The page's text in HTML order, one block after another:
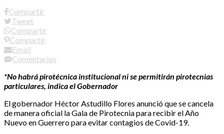
Compartir
Tweet
Compartir
Compartir
Email
Comentarios
*No habrá pirotécnica institucional ni se permitirán pirotecnias
particulares, indica el Gobernador
El gobernador Héctor Astudillo Flores anunció que se cancela
de manera oficial la Gala de Pirotecnia para recibir el Año
Nuevo en Guerrero para evitar contagios de Covid-19.